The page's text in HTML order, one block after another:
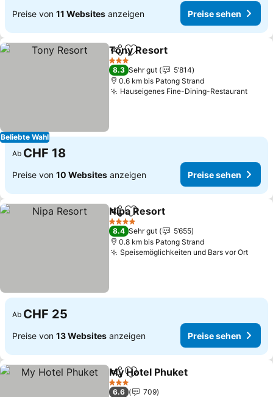
Preise von 11 Websites anzeigen Preise sehen
Beliebte Wahl
TeilenZu Favoriten hinzufügen
Tony Resort
3 Sterne
8.3 Sehr gut
5’814
0.6 km bis Patong Strand
Hauseigenes Fine-Dining-Restaurant
Ab CHF 18
Preise von 10 Websites anzeigen Preise sehen
TeilenZu Favoriten hinzufügen
Nipa Resort
4 Sterne
8.4 Sehr gut
5’655
0.8 km bis Patong Strand
Speisemöglichkeiten und Bars vor Ort
Ab CHF 25
Preise von 13 Websites anzeigen Preise sehen
TeilenZu Favoriten hinzufügen
My Hotel Phuket
3 Sterne
6.6
709